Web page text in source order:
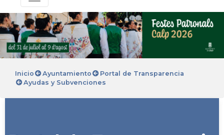
Inicio Ayuntamiento
Portal de Transparencia
Ayudas y Subvenciones